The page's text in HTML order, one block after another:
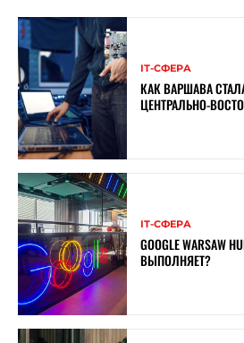
ІТ-СФЕРА
КАК ВАРШАВА
ЦЕНТРАЛЬНО-
ІТ-СФЕРА
GOOGLE WARSAW
ВЫПОЛНЯЕТ?